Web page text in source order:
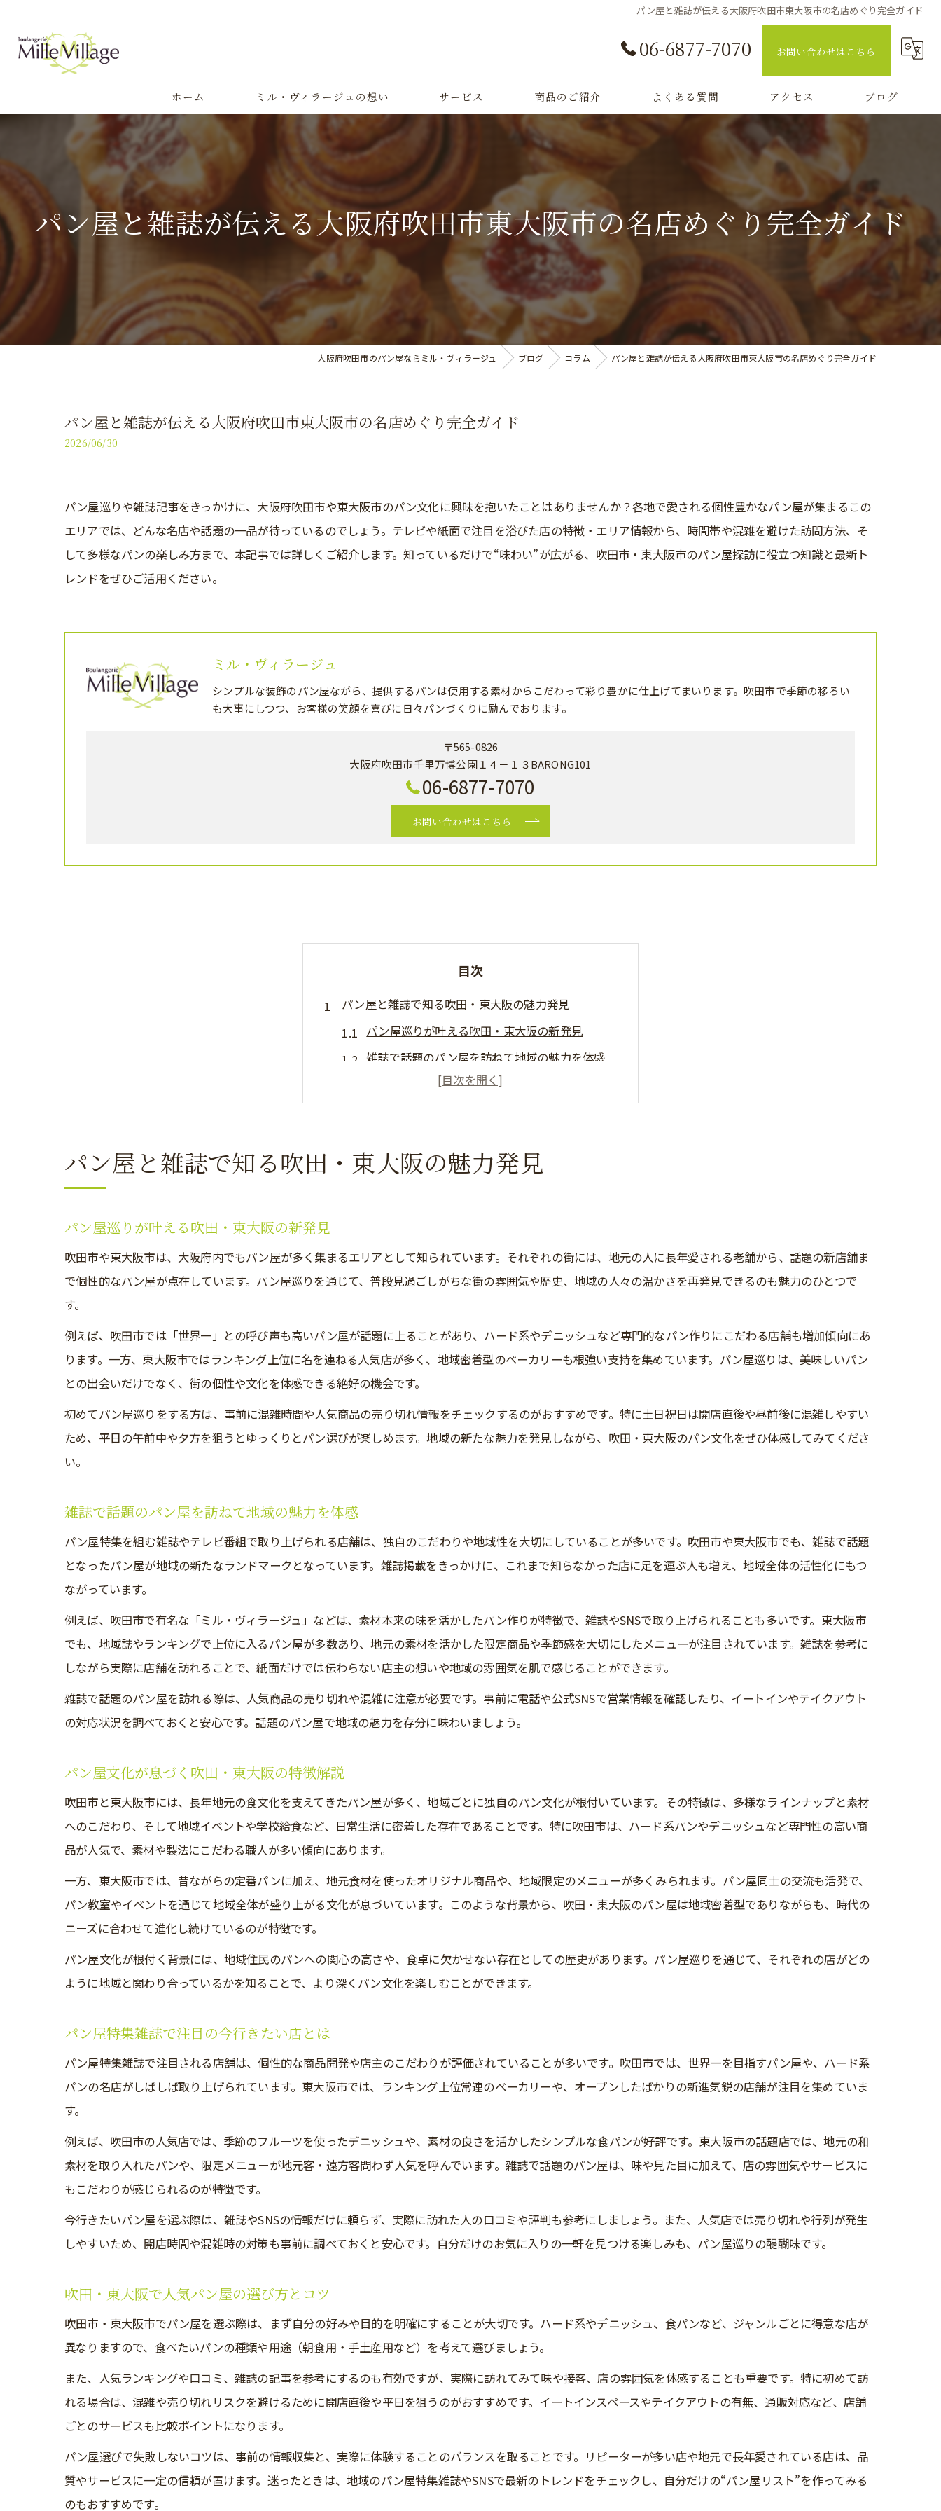
パン屋と雑誌が伝える大阪府吹田市東大阪市の名店めぐり完全ガイド
06-6877-7070 お問い合わせはこちら
ホーム ミル・ヴィラージュの想い サービス
一升パン
パン教室・パン学校
商品のご紹介 よくある質問 アクセス ブログ
パン屋と雑誌が伝える大阪府吹田市東大阪市の名店めぐり完全ガイド
大阪府吹田市のパン屋ならミル・ヴィラージュ ブログ コラム パン屋と雑誌が伝える大阪府吹田市東大阪市の名店めぐり完全ガイド
パン屋と雑誌が伝える大阪府吹田市東大阪市の名店めぐり完全ガイド
2026/06/30
パン屋巡りや雑誌記事をきっかけに、大阪府吹田市や東大阪市のパン文化に興味を抱いたことはありませんか？各地で愛される個性豊かなパン屋が集まるこの
エリアでは、どんな名店や話題の一品が待っているのでしょう。テレビや紙面で注目を浴びた店の特徴・エリア情報から、時間帯や混雑を避けた訪問方法、そ
して多様なパンの楽しみ方まで、本記事では詳しくご紹介します。知っているだけで“味わい”が広がる、吹田市・東大阪市のパン屋探訪に役立つ知識と最新ト
レンドをぜひご活用ください。
ミル・ヴィラージュ
シンプルな装飾のパン屋ながら、提供するパンは使用する素材からこだわって彩り豊かに仕上げてまいります。吹田市で季節の移ろい
も大事にしつつ、お客様の笑顔を喜びに日々パンづくりに励んでおります。
〒565-0826
大阪府吹田市千里万博公園１４－１３BARONG101
06-6877-7070
お問い合わせはこちら
目次
パン屋と雑誌で知る吹田・東大阪の魅力発見
パン屋巡りが叶える吹田・東大阪の新発見
雑誌で話題のパン屋を訪ねて地域の魅力を体感
パン屋文化が息づく吹田・東大阪の特徴解説
ハード系から話題の新作までパン屋巡りを満喫
吹田市パン屋の人気店と特徴を徹底解説
パン屋選びで押さえたい吹田・東大阪のポイント
パン屋の口コミや評判を比較して納得の一軒へ
パン屋で叶う贅沢なひとときの過ごし方を紹介
パン屋とカフェ空間で味わう至福のブレイク
吹田・東大阪のパン屋カフェでくつろぐ休日
パン屋選びに迷ったら知っておきたい最新事情
パン屋選びで後悔しないための最新事情を解説
パン屋の選び方とトレンドを押さえるコツ
パン屋の新店オープン情報や人気傾向を徹底分析
吹田・東大阪でパン屋の魅力に浸る休日案内
吹田・東大阪で満喫するパン屋巡り休日プラン
パン屋の魅力に浸る吹田・東大阪のおすすめ散策
パン屋好きに贈る休日の過ごし方とエリアガイド
パン屋巡りで発見する地元の魅力と楽しみ方
パン屋と雑誌で知る吹田・東大阪の魅力発見
パン屋巡りが叶える吹田・東大阪の新発見
吹田市や東大阪市は、大阪府内でもパン屋が多く集まるエリアとして知られています。それぞれの街には、地元の人に長年愛される老舗から、話題の新店舗ま
で個性的なパン屋が点在しています。パン屋巡りを通じて、普段見過ごしがちな街の雰囲気や歴史、地域の人々の温かさを再発見できるのも魅力のひとつで
す。
例えば、吹田市では「世界一」との呼び声も高いパン屋が話題に上ることがあり、ハード系やデニッシュなど専門的なパン作りにこだわる店舗も増加傾向にあ
ります。一方、東大阪市ではランキング上位に名を連ねる人気店が多く、地域密着型のベーカリーも根強い支持を集めています。パン屋巡りは、美味しいパン
との出会いだけでなく、街の個性や文化を体感できる絶好の機会です。
初めてパン屋巡りをする方は、事前に混雑時間や人気商品の売り切れ情報をチェックするのがおすすめです。特に土日祝日は開店直後や昼前後に混雑しやすい
ため、平日の午前中や夕方を狙うとゆっくりとパン選びが楽しめます。地域の新たな魅力を発見しながら、吹田・東大阪のパン文化をぜひ体感してみてくださ
い。
雑誌で話題のパン屋を訪ねて地域の魅力を体感
パン屋特集を組む雑誌やテレビ番組で取り上げられる店舗は、独自のこだわりや地域性を大切にしていることが多いです。吹田市や東大阪市でも、雑誌で話題
となったパン屋が地域の新たなランドマークとなっています。雑誌掲載をきっかけに、これまで知らなかった店に足を運ぶ人も増え、地域全体の活性化にもつ
ながっています。
例えば、吹田市で有名な「ミル・ヴィラージュ」などは、素材本来の味を活かしたパン作りが特徴で、雑誌やSNSで取り上げられることも多いです。東大阪市
でも、地域誌やランキングで上位に入るパン屋が多数あり、地元の素材を活かした限定商品や季節感を大切にしたメニューが注目されています。雑誌を参考に
しながら実際に店舗を訪れることで、紙面だけでは伝わらない店主の想いや地域の雰囲気を肌で感じることができます。
雑誌で話題のパン屋を訪れる際は、人気商品の売り切れや混雑に注意が必要です。事前に電話や公式SNSで営業情報を確認したり、イートインやテイクアウト
の対応状況を調べておくと安心です。話題のパン屋で地域の魅力を存分に味わいましょう。
パン屋文化が息づく吹田・東大阪の特徴解説
吹田市と東大阪市には、長年地元の食文化を支えてきたパン屋が多く、地域ごとに独自のパン文化が根付いています。その特徴は、多様なラインナップと素材
へのこだわり、そして地域イベントや学校給食など、日常生活に密着した存在であることです。特に吹田市は、ハード系パンやデニッシュなど専門性の高い商
品が人気で、素材や製法にこだわる職人が多い傾向にあります。
一方、東大阪市では、昔ながらの定番パンに加え、地元食材を使ったオリジナル商品や、地域限定のメニューが多くみられます。パン屋同士の交流も活発で、
パン教室やイベントを通じて地域全体が盛り上がる文化が息づいています。このような背景から、吹田・東大阪のパン屋は地域密着型でありながらも、時代の
ニーズに合わせて進化し続けているのが特徴です。
パン屋文化が根付く背景には、地域住民のパンへの関心の高さや、食卓に欠かせない存在としての歴史があります。パン屋巡りを通じて、それぞれの店がどの
ように地域と関わり合っているかを知ることで、より深くパン文化を楽しむことができます。
パン屋特集雑誌で注目の今行きたい店とは
パン屋特集雑誌で注目される店舗は、個性的な商品開発や店主のこだわりが評価されていることが多いです。吹田市では、世界一を目指すパン屋や、ハード系
パンの名店がしばしば取り上げられています。東大阪市では、ランキング上位常連のベーカリーや、オープンしたばかりの新進気鋭の店舗が注目を集めていま
す。
例えば、吹田市の人気店では、季節のフルーツを使ったデニッシュや、素材の良さを活かしたシンプルな食パンが好評です。東大阪市の話題店では、地元の和
素材を取り入れたパンや、限定メニューが地元客・遠方客問わず人気を呼んでいます。雑誌で話題のパン屋は、味や見た目に加えて、店の雰囲気やサービスに
もこだわりが感じられるのが特徴です。
今行きたいパン屋を選ぶ際は、雑誌やSNSの情報だけに頼らず、実際に訪れた人の口コミや評判も参考にしましょう。また、人気店では売り切れや行列が発生
しやすいため、開店時間や混雑時の対策も事前に調べておくと安心です。自分だけのお気に入りの一軒を見つける楽しみも、パン屋巡りの醍醐味です。
吹田・東大阪で人気パン屋の選び方とコツ
吹田市・東大阪市でパン屋を選ぶ際は、まず自分の好みや目的を明確にすることが大切です。ハード系やデニッシュ、食パンなど、ジャンルごとに得意な店が
異なりますので、食べたいパンの種類や用途（朝食用・手土産用など）を考えて選びましょう。
また、人気ランキングや口コミ、雑誌の記事を参考にするのも有効ですが、実際に訪れてみて味や接客、店の雰囲気を体感することも重要です。特に初めて訪
れる場合は、混雑や売り切れリスクを避けるために開店直後や平日を狙うのがおすすめです。イートインスペースやテイクアウトの有無、通販対応など、店舗
ごとのサービスも比較ポイントになります。
パン屋選びで失敗しないコツは、事前の情報収集と、実際に体験することのバランスを取ることです。リピーターが多い店や地元で長年愛されている店は、品
質やサービスに一定の信頼が置けます。迷ったときは、地域のパン屋特集雑誌やSNSで最新のトレンドをチェックし、自分だけの“パン屋リスト”を作ってみる
のもおすすめです。